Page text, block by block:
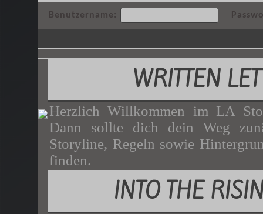
Benutzername:
WRITTEN
Herzlich Willkommen im LA
Dann sollte dich dein Weg
Storyline, Regeln sowie
finden.
INTO THE